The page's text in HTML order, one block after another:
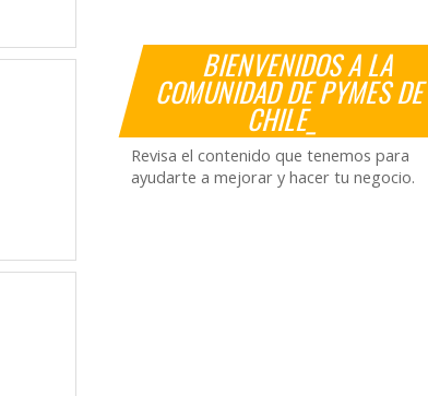
BIENVENIDOS A LA
COMUNIDAD DE PYMES DE
CHILE_
Revisa el contenido que tenemos para
ayudarte a mejorar y hacer tu negocio.